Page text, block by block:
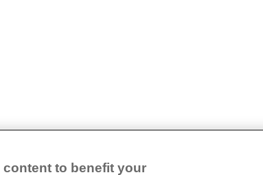
to benefit your